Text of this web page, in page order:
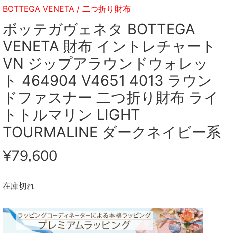
BOTTEGA VENETA / 二つ折り財布
ボッテガヴェネタ BOTTEGA
VENETA 財布 イントレチャート
VN ジップアラウンドウォレッ
ト 464904 V4651 4013 ラウン
ドファスナー 二つ折り財布 ライ
トトルマリン LIGHT
TOURMALINE ダークネイビー系
¥79,600
在庫切れ